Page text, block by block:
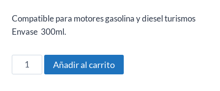
Compatible para motores gasolina y diesel turismos
Envase 300ml.
TAPA
FUGAS
Añadir al carrito